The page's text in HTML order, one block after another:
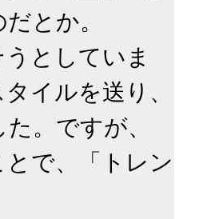
とか。
としていま
イルを送り、
。ですが、
で、「トレン